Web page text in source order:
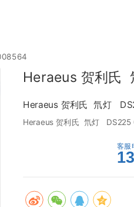
Heraeus 贺利
Heraeus 贺利氏 氘灯
Heraeus 贺利氏  氘灯
客服